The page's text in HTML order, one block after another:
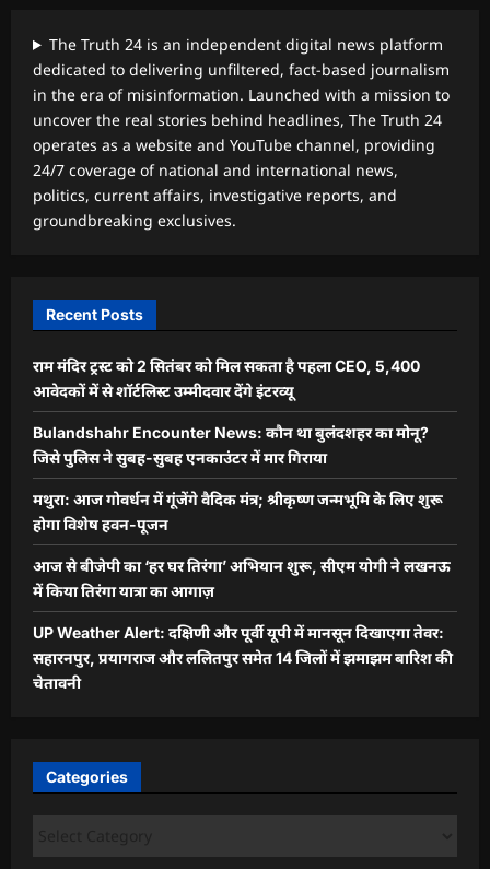
The Truth 24 is an independent digital news platform
dedicated to delivering unfiltered, fact-based journalism
in the era of misinformation. Launched with a mission to
uncover the real stories behind headlines, The Truth 24
operates as a website and YouTube channel, providing
24/7 coverage of national and international news,
politics, current affairs, investigative reports, and
groundbreaking exclusives.
Recent Posts
राम मंदिर ट्रस्ट को 2 सितंबर को मिल सकता है पहला CEO, 5,400
आवेदकों में से शॉर्टलिस्ट उम्मीदवार देंगे इंटरव्यू
Bulandshahr Encounter News: कौन था बुलंदशहर का मोनू?
जिसे पुलिस ने सुबह-सुबह एनकाउंटर में मार गिराया
मथुरा: आज गोवर्धन में गूंजेंगे वैदिक मंत्र; श्रीकृष्ण जन्मभूमि के लिए शुरू
होगा विशेष हवन-पूजन
आज से बीजेपी का ‘हर घर तिरंगा’ अभियान शुरू, सीएम योगी ने लखनऊ
में किया तिरंगा यात्रा का आगाज़
UP Weather Alert: दक्षिणी और पूर्वी यूपी में मानसून दिखाएगा तेवर:
सहारनपुर, प्रयागराज और ललितपुर समेत 14 जिलों में झमाझम बारिश की
चेतावनी
Categories